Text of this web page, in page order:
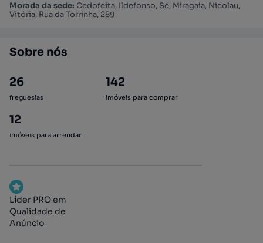
Morada da sede: Cedofeita, Ildefonso, Sé, Miragaia, Nicolau,
Vitória, Rua da Torrinha, 289
Sobre nós
26
freguesias
142
imóveis para comprar
12
imóveis para arrendar
Líder PRO em
Qualidade de
Anúncio